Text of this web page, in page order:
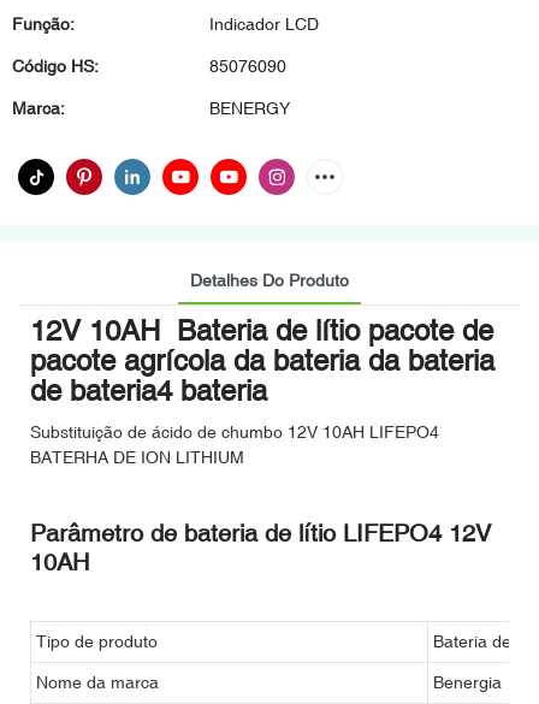
Função: Indicador LCD
Código HS: 85076090
Marca: BENERGY
Detalhes Do Produto
12V 10AH Bateria de lítio pacote de
pacote agrícola da bateria da bateria
de bateria4 bateria
Substituição de ácido de chumbo 12V 10AH LIFEPO4
BATERHA DE ION LITHIUM
Parâmetro de bateria de lítio LIFEPO4 12V
10AH
Tipo de produto Bateria de
Nome da marca Benergia